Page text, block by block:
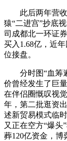
此后两年营收
猿“二进宫”抄底
司成都北一环证
买入1.68亿，近
位接盘。
分时图“血筹遍
价曾经发生了巨
在伴侣圈慨叹视
年，第二批逛资
述新贸易模式临
又正在空方“爆头
葬120亿资金，博